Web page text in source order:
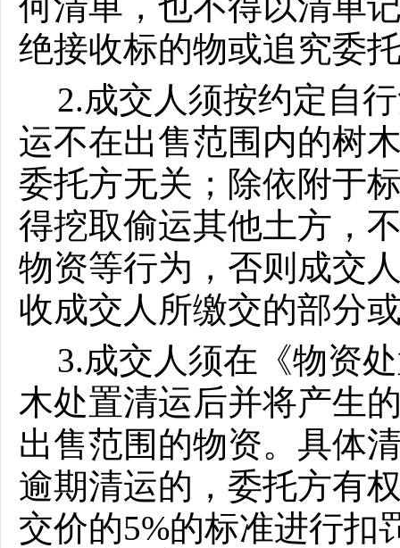
绝接收标的物或追究委
2.成交人须按约定自
运不在出售范围内的树
委托方无关；除依附于
得挖取偷运其他土方，
物资等行为，否则成交
收成交人所缴交的部分
3.成交人须在《物资
木处置清运后并将产生
出售范围的物资。 具体
逾期清运的，委托方有
交价的5%的标准进行扣